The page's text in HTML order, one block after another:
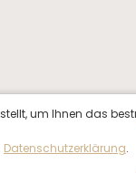
um Ihnen das
Datenschutzerklärung.